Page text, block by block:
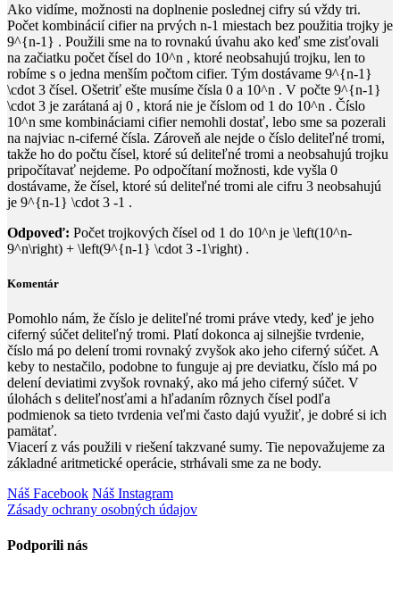
Ako vidíme, možnosti na doplnenie poslednej cifry sú vždy tri.
Počet kombinácií cifier na prvých n-1 miestach bez použitia trojky je
9^{n-1} . Použili sme na to rovnakú úvahu ako keď sme zisťovali
na začiatku počet čísel do 10^n , ktoré neobsahujú trojku, len to
robíme s o jedna menším počtom cifier. Tým dostávame 9^{n-1}
\cdot 3 čísel. Ošetriť ešte musíme čísla 0 a 10^n . V počte 9^{n-1}
\cdot 3 je zarátaná aj 0 , ktorá nie je číslom od 1 do 10^n . Číslo
10^n sme kombináciami cifier nemohli dostať, lebo sme sa pozerali
na najviac n-ciferné čísla. Zároveň ale nejde o číslo deliteľné tromi,
takže ho do počtu čísel, ktoré sú deliteľné tromi a neobsahujú trojku
pripočítavať nejdeme. Po odpočítaní možnosti, kde vyšla 0
dostávame, že čísel, ktoré sú deliteľné tromi ale cifru 3 neobsahujú
je 9^{n-1} \cdot 3 -1 .
Odpoveď: Počet trojkových čísel od 1 do 10^n je \left(10^n-
9^n\right) + \left(9^{n-1} \cdot 3 -1\right) .
Komentár
Pomohlo nám, že číslo je deliteľné tromi práve vtedy, keď je jeho
ciferný súčet deliteľný tromi. Platí dokonca aj silnejšie tvrdenie,
číslo má po delení tromi rovnaký zvyšok ako jeho ciferný súčet. A
keby to nestačilo, podobne to funguje aj pre deviatku, číslo má po
delení deviatimi zvyšok rovnaký, ako má jeho ciferný súčet. V
úlohách s deliteľnosťami a hľadaním rôznych čísel podľa
podmienok sa tieto tvrdenia veľmi často dajú využiť, je dobré si ich
pamätať.
Viacerí z vás použili v riešení takzvané sumy. Tie nepovažujeme za
základné aritmetické operácie, strhávali sme za ne body.
Náš Facebook Náš Instagram
Zásady ochrany osobných údajov
Podporili nás